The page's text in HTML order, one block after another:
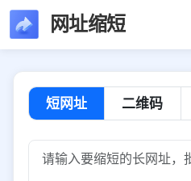
网址缩短
短网址 二维码